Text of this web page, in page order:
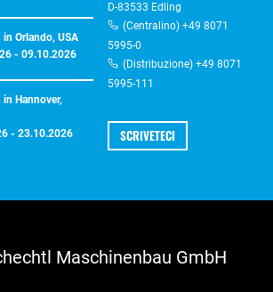
in Orlando, USA
- 09.10.2026
in Hannover,
- 23.10.2026
D-83533 Edling
(Centralino) +49 8071
5995-0
(Distribuzione) +49 8071
5995-111
SCRIVETECI
Maschinenbau GmbH